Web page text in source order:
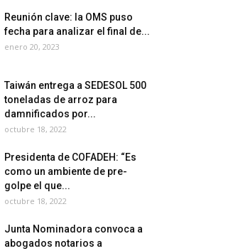
Reunión clave: la OMS puso
fecha para analizar el final de...
enero 20, 2023
Taiwán entrega a SEDESOL 500
toneladas de arroz para
damnificados por...
octubre 18, 2022
Presidenta de COFADEH: “Es
como un ambiente de pre-
golpe el que...
octubre 18, 2022
Junta Nominadora convoca a
abogados notarios a